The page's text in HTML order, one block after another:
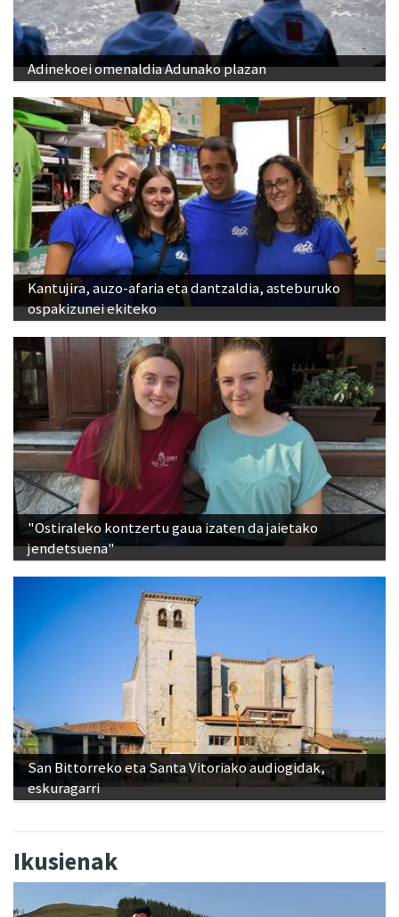
Adinekoei omenaldia Adunako plazan
Kantujira, auzo-afaria eta dantzaldia, asteburuko
ospakizunei ekiteko
"Ostiraleko kontzertu gaua izaten da jaietako
jendetsuena"
San Bittorreko eta Santa Vitoriako audiogidak,
eskuragarri
Ikusienak